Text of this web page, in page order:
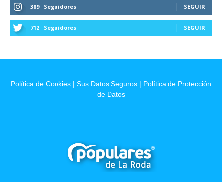
389 Seguidores SEGUIR
712 Seguidores SEGUIR
Política de Cookies | Sus Datos Seguros | Política de Protección
de Datos